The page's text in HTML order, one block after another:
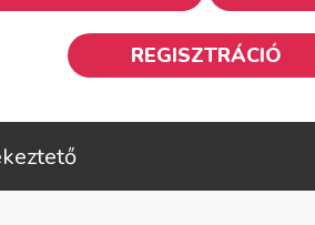
REGISZTRÁCIÓ